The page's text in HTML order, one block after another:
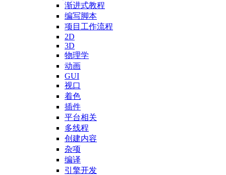
渐进式教程
编写脚本
项目工作流程
2D
3D
物理学
动画
GUI
视口
着色
插件
平台相关
多线程
创建内容
杂项
编译
引擎开发